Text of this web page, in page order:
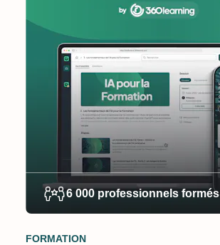
6 000 professionnels formés
FORMATION